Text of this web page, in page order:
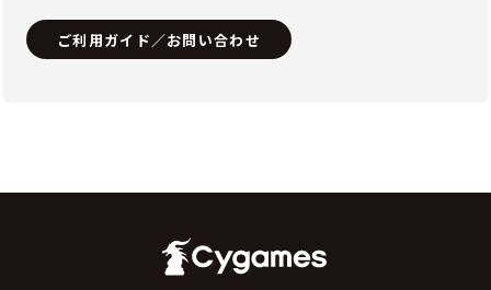
ご利用ガイド／お問い合わせ